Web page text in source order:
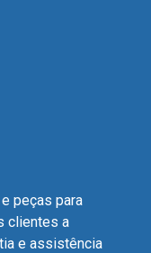
peças para
clientes a
e assistência